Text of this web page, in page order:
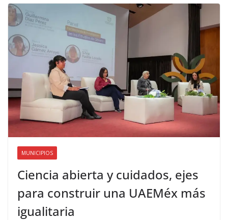
MUNICIPIOS
Ciencia abierta y cuidados, ejes
para construir una UAEMéx más
igualitaria